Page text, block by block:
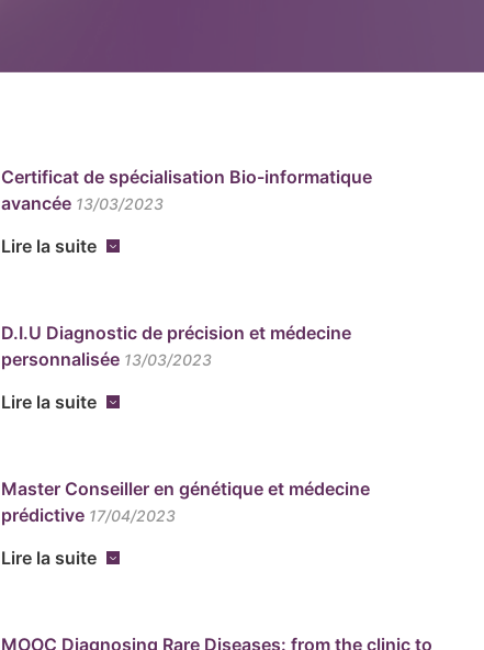
Certificat de spécialisation Bio-informatique
avancée 13/03/2023
Lire la suite
D.I.U Diagnostic de précision et médecine
personnalisée 13/03/2023
Lire la suite
Master Conseiller en génétique et médecine
prédictive 17/04/2023
Lire la suite
MOOC Diagnosing Rare Diseases: from the clinic to